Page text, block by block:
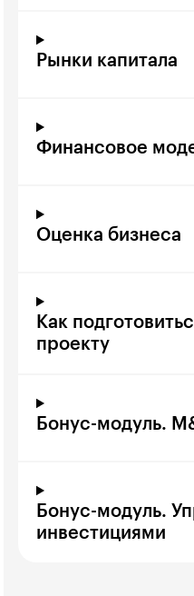
Рынки капитала
Финансовое
Оценка бизнеса
Как
проекту
Бонус-модуль.
Бонус-модуль.
инвестициями